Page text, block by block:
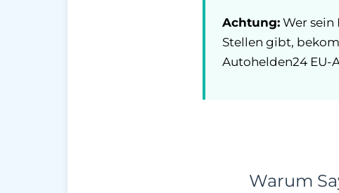
Achtung: Wer
Stellen gibt,
Autohelden24 EU-
Warum